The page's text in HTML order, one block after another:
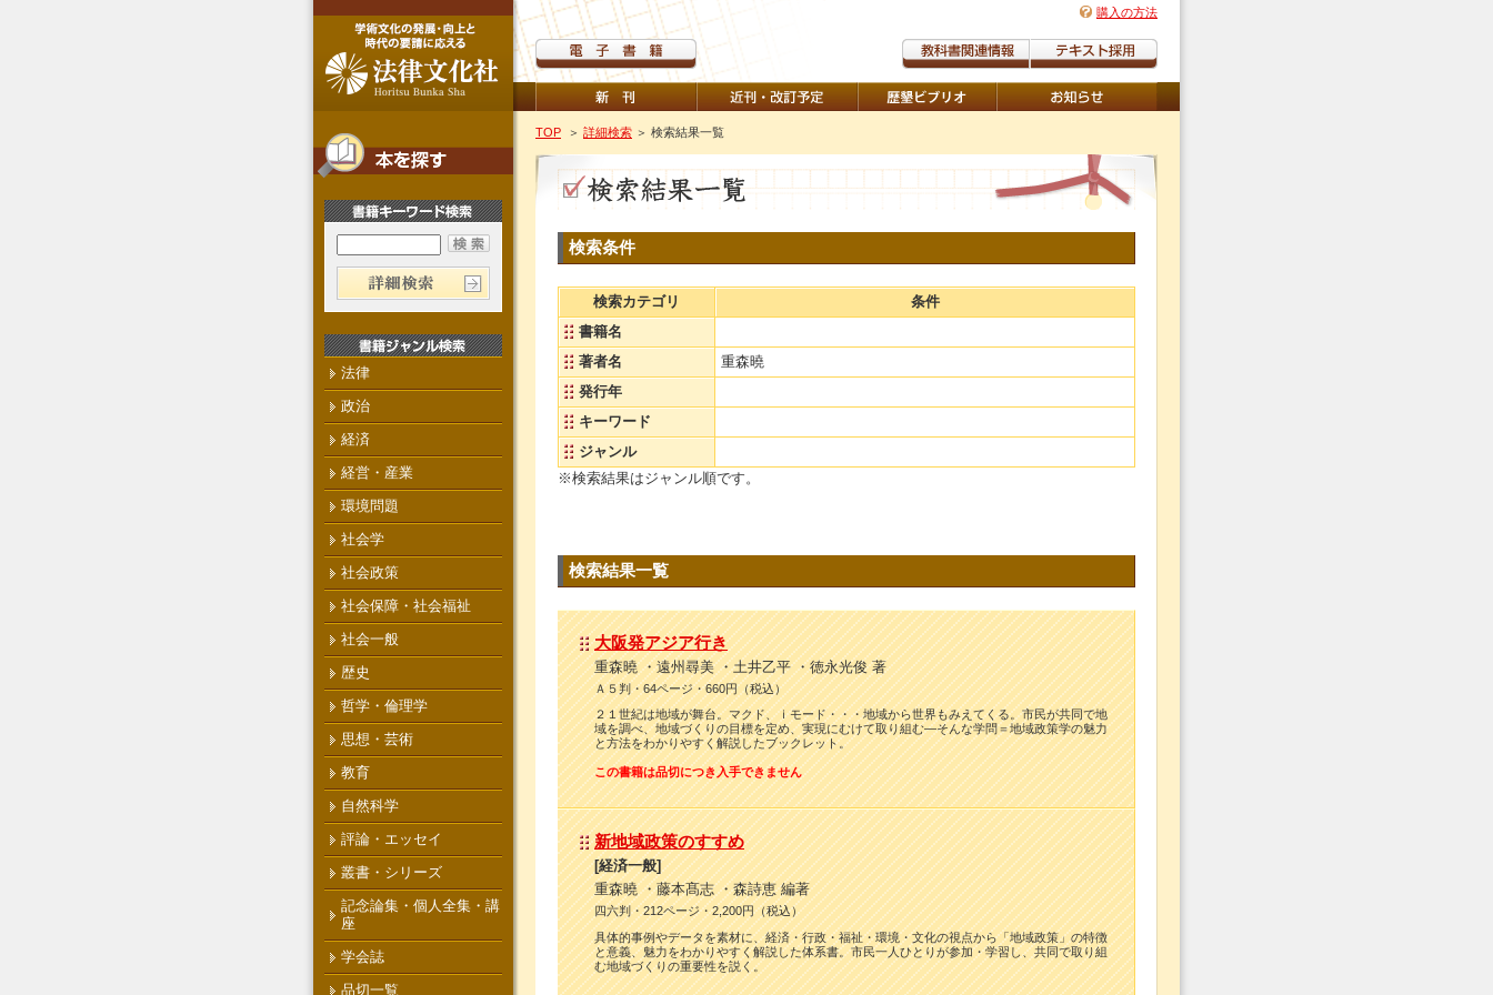
購入の方法
TOP ＞ 詳細検索 ＞ 検索結果一覧
検索条件
検索カテゴリ
条件
書籍名
著者名
重森曉
発行年
キーワード
ジャンル
※検索結果はジャンル順です。
検索結果一覧
大阪発アジア行き
重森曉 ・遠州尋美 ・土井乙平 ・徳永光俊 著
Ａ５判・64ページ・660円（税込）
２１世紀は地域が舞台。マクド、ｉモード・・・地域から世界もみえてくる。市民が共同で地
域を調べ、地域づくりの目標を定め、実現にむけて取り組む―そんな学問＝地域政策学の魅力
と方法をわかりやすく解説したブックレット。
この書籍は品切につき入手できません
新地域政策のすすめ
[経済一般]
重森曉 ・藤本髙志 ・森詩恵 編著
四六判・212ページ・2,200円（税込）
具体的事例やデータを素材に、経済・行政・福祉・環境・文化の視点から「地域政策」の特徴
と意義、魅力をわかりやすく解説した体系書。市民一人ひとりが参加・学習し、共同で取り組
む地域づくりの重要性を説く。
法律
政治
経済
経営・産業
環境問題
社会学
社会政策
社会保障・社会福祉
社会一般
歴史
哲学・倫理学
思想・芸術
教育
自然科学
評論・エッセイ
叢書・シリーズ
記念論集・個人全集・講
座
学会誌
品切一覧